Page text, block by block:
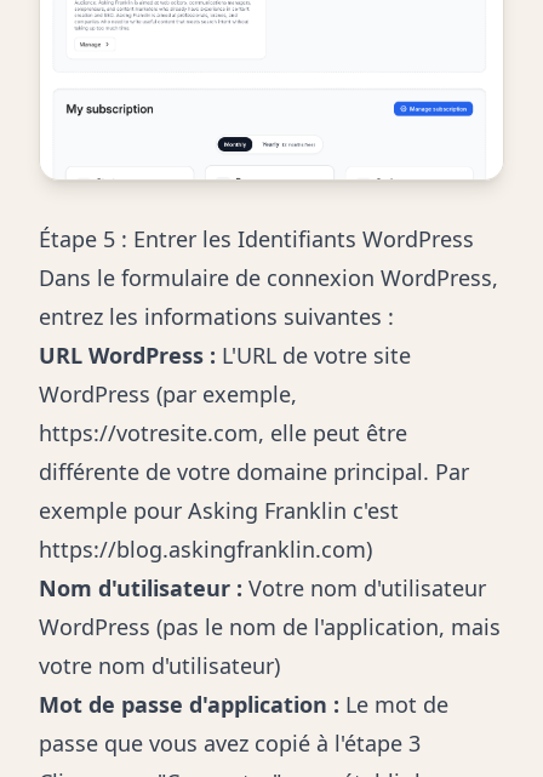
Étape 5 : Entrer les Identifiants WordPress
Dans le formulaire de connexion WordPress,
entrez les informations suivantes :
URL WordPress : L'URL de votre site
WordPress (par exemple,
https://votresite.com, elle peut être
différente de votre domaine principal. Par
exemple pour Asking Franklin c'est
https://blog.askingfranklin.com)
Nom d'utilisateur : Votre nom d'utilisateur
WordPress (pas le nom de l'application, mais
votre nom d'utilisateur)
Mot de passe d'application : Le mot de
passe que vous avez copié à l'étape 3